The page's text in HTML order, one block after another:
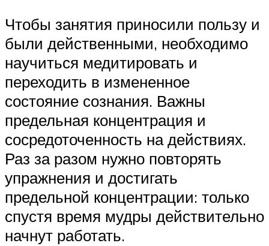
Чтобы занятия приносили пользу и
были действенными, необходимо
научиться медитировать и
переходить в измененное
состояние сознания. Важны
предельная концентрация и
сосредоточенность на действиях.
Раз за разом нужно повторять
упражнения и достигать
предельной концентрации: только
спустя время мудры действительно
начнут работать.